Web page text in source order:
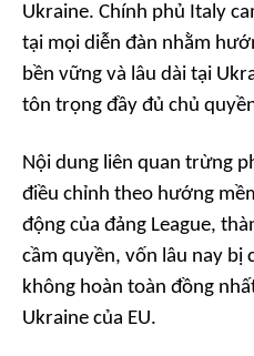
Ukraine. Chính phủ Italy
tại mọi diễn đàn nhằm
bền vững và lâu dài tại
tôn trọng đầy đủ chủ
Nội dung liên quan trừng
điều chỉnh theo hướng
động của đảng League,
cầm quyền, vốn lâu nay bị
không hoàn toàn đồng
Ukraine của EU.